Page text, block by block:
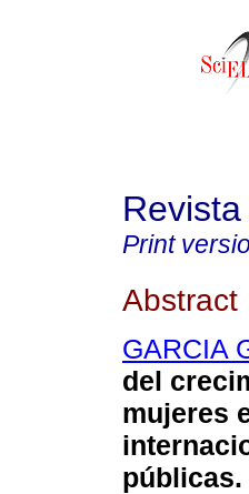
Print
Abstract
GARCIA
del
mujeres
públicas.